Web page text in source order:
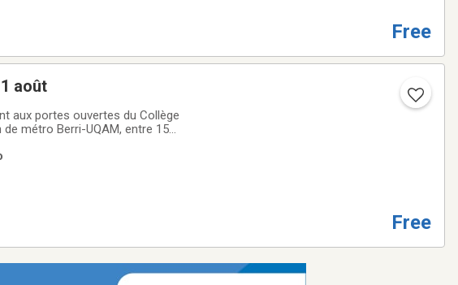
Free
août
aux portes ouvertes du Collège
métro Berri-UQAM, entre 15
Free